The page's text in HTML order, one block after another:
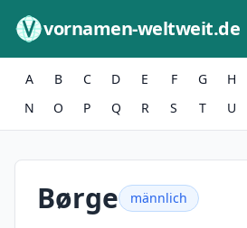
vornamen-weltweit.de
A B C D E F G H
N
O P Q R S T U
Børge männlich